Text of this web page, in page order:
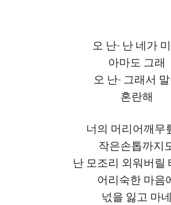
오 난- 난 네가
아마도 그래
오 난- 그래서
혼란해
너의 머리어깨무
작은손톱까지
난 모조리 외워버릴
어리숙한 마음
넋을 잃고 마네